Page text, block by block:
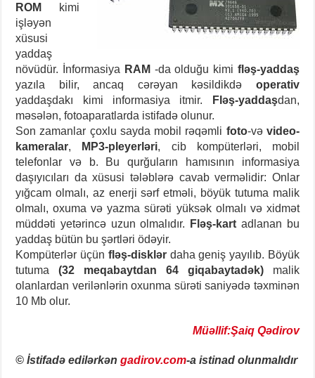
ROM
kimi
işləyən
xüsusi
yaddaş
növüdür. İnformasiya RAM -da olduğu kimi fləş-yaddaş
yazıla bilir, ancaq cərəyan kəsildikdə operativ
yaddaşdakı kimi informasiya itmir.
Fləş-yaddaşdan,
məsələn, fotoaparatlarda istifadə olunur.
Son zamanlar çoxlu sayda mobil rəqəmli foto-və video-
kameralar, MP3-pleyerləri, cib kompüterləri, mobil
telefonlar və b. Bu qurğuların hamısının informasiya
daşıyıcıları da xüsusi tələblərə cavab verməlidir: Onlar
yığcam olmalı, az enerji sərf etməli, böyük tutuma malik
olmalı, oxuma və yazma sürəti yüksək olmalı və xidmət
müddəti yetərincə uzun olmalıdır.
Fləş-kart adlanan bu
yaddaş bütün bu şərtləri ödəyir.
Kompüterlər üçün fləş-disklərdaha geniş yayılıb. Böyük
tutuma(32 meqabaytdan 64 giqabaytadək)malik
olanlardan verilənlərin oxunma sürəti saniyədə təxminən
10 Mb olur.
Müəllif:Şaiq Qədirov
© İstifadə edilərkəngadirov.com-a istinad olunmalıdır